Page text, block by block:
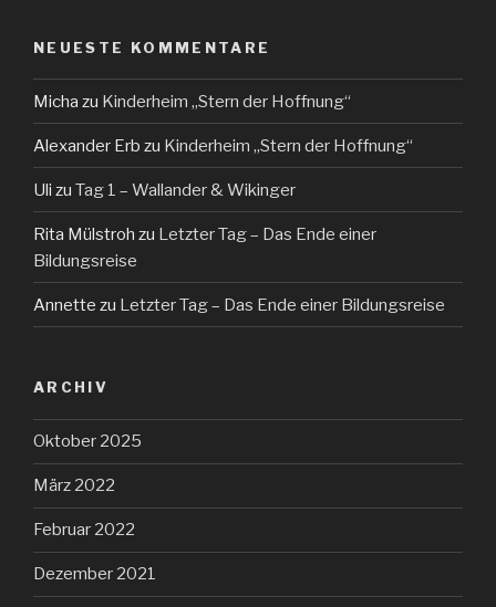
NEUESTE KOMMENTARE
Micha zu Kinderheim „Stern der Hoffnung“
Alexander Erb zu Kinderheim „Stern der Hoffnung“
Uli zu Tag 1 – Wallander & Wikinger
Rita Mülstroh zu Letzter Tag – Das Ende einer
Bildungsreise
Annette zu Letzter Tag – Das Ende einer Bildungsreise
ARCHIV
Oktober 2025
März 2022
Februar 2022
Dezember 2021